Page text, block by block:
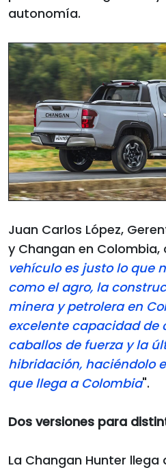
autonomía.
Juan Carlos López,
y Changan en Colombia,
vehículo es justo lo que
como el agro, la
minera y petrolera en
excelente capacidad de
caballos de fuerza y la
hibridación, haciéndolo
que llega a Colombia".
Dos versiones para
La Changan Hunter llega